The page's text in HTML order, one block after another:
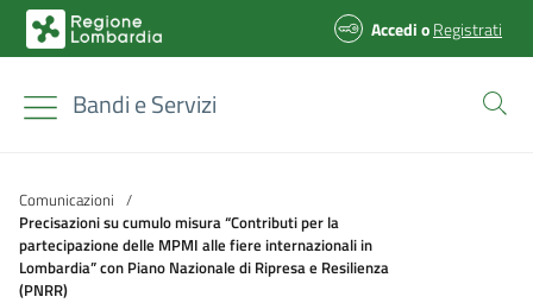
AccedioRegistrati
Bandi e Servizi
Comunicazioni /
Precisazioni su cumulo misura “Contributi per la
partecipazione delle MPMI alle fiere internazionali in
Lombardia” con Piano Nazionale di Ripresa e Resilienza
(PNRR)